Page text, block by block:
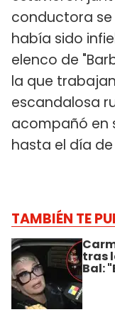
conductora se
había sido
elenco de
la que
escandalosa
acompañó en
hasta el día
TAMBIÉN TE
tras
Bal: